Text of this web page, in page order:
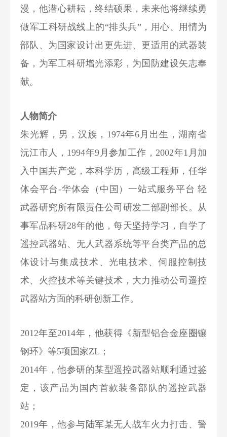
漫，他潜心耕耘，终结硕果，未来他将继续勇
做军工科研战线上的“排头兵”，用心、用情为
部队、为国家设计出更先进、更适用的武器装
备，为军工科研增光添彩，为国防建设矢志奉
献。
人物简介
朱光辉，男，汉族，1974年6月出生，湖南省
沅江市人，1994年9月参加工作，2002年1月加
入中国共产党，本科学历，高级工程师，任华
体会平台-华体会（中国）一站式服务平台 轻
武器研究所有限责任公司研发二部副部长。从
事军品科研28年的他，每天坚持学习，自学了
遥控武器站、无人武器系统等平台类产品的总
体设计与集成技术、光电技术、伺服控制技
术、火控技术等关键技术，大力推动公司遥控
武器站方面的科研创新工作。
2012年至2014年，他获得《新型铝合金座圈镶
钢环》等5项国家ZL；
2014年，他参研的某型遥控武器站顺利通过鉴
定，该产品为国内首款装备部队的遥控武器
站；
2019年，他参与陆军某无人战车火力打击、警